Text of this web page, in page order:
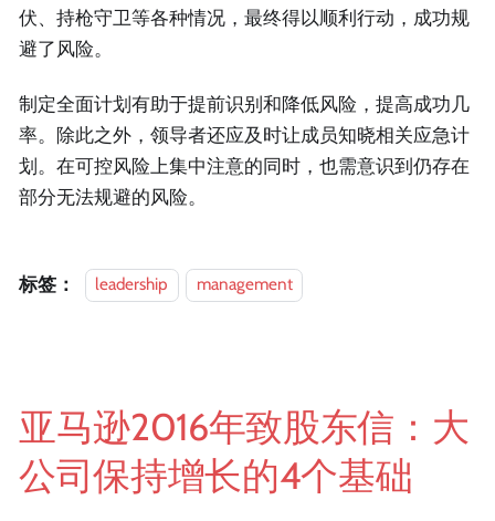
伏、持枪守卫等各种情况，最终得以顺利行动，成功规
避了风险。
制定全面计划有助于提前识别和降低风险，提高成功几
率。除此之外，领导者还应及时让成员知晓相关应急计
划。在可控风险上集中注意的同时，也需意识到仍存在
部分无法规避的风险。
标签： leadership management
亚马逊2016年致股东信：大
公司保持增长的4个基础